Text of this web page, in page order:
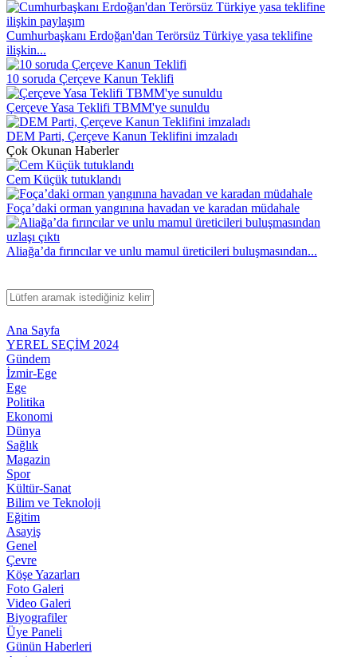
Cumhurbaşkanı Erdoğan'dan Terörsüz Türkiye yasa teklifine
ilişkin...
10 soruda Çerçeve Kanun Teklifi
Çerçeve Yasa Teklifi TBMM'ye sunuldu
DEM Parti, Çerçeve Kanun Teklifini imzaladı
Çok Okunan Haberler
Cem Küçük tutuklandı
Foça’daki orman yangınına havadan ve karadan müdahale
Aliağa’da fırıncılar ve unlu mamul üreticileri buluşmasından...
Ana Sayfa
YEREL SEÇİM 2024
Gündem
İzmir-Ege
Ege
Politika
Ekonomi
Dünya
Sağlık
Magazin
Spor
Kültür-Sanat
Bilim ve Teknoloji
Eğitim
Asayiş
Genel
Çevre
Köşe Yazarları
Foto Galeri
Video Galeri
Biyografiler
Üye Paneli
Günün Haberleri